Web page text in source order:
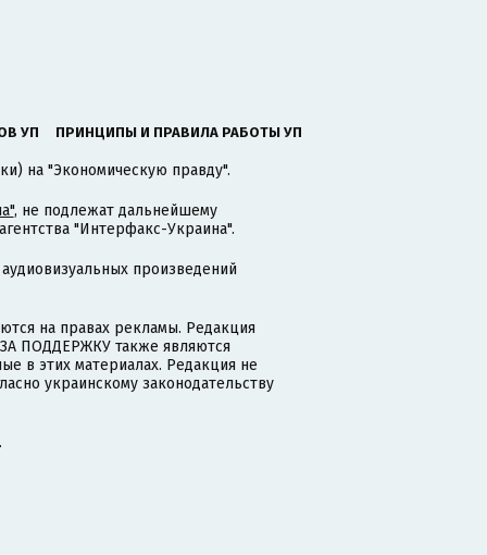
УП ПРИНЦИПЫ И ПРАВИЛА РАБОТЫ УП
на "Экономическую правду".
, не подлежат дальнейшему
"Интерфакс-Украина".
произведений
на правах рекламы. Редакция
ПОДДЕРЖКУ также являются
в этих материалах. Редакция не
украинскому законодательству